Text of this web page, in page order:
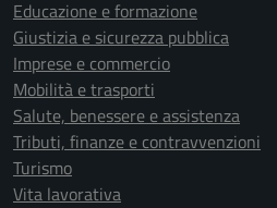
Educazione e formazione
Giustizia e sicurezza pubblica
Imprese e commercio
Mobilità e trasporti
Salute, benessere e assistenza
Tributi, finanze e contravvenzioni
Turismo
Vita lavorativa